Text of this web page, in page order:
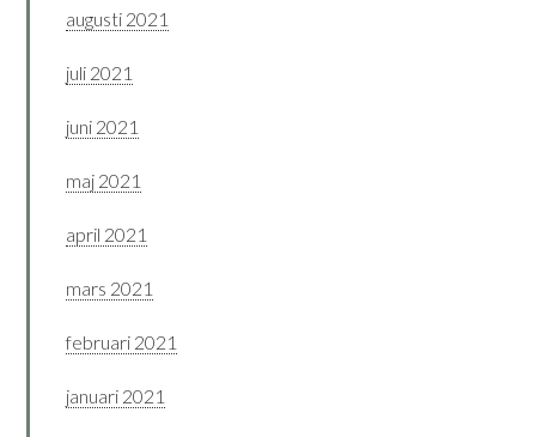
augusti 2021
juli 2021
juni 2021
maj 2021
april 2021
mars 2021
februari 2021
januari 2021